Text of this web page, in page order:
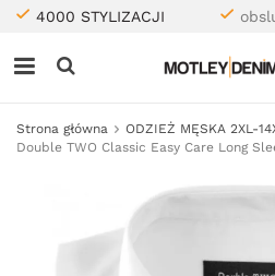
4000 STYLIZACJI
Strona główna ODZIEŻ MĘSKA 2XL-
Double TWO Classic Easy Care Long